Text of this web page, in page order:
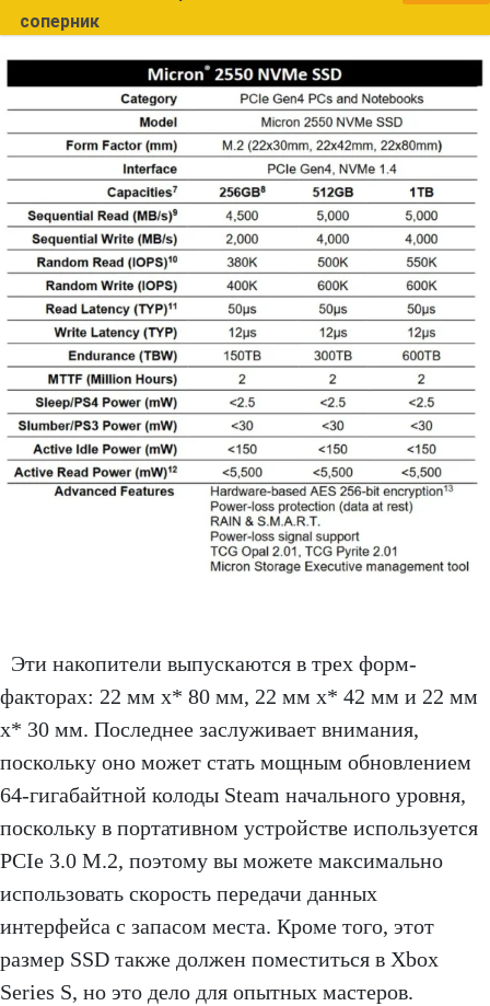
соперник
Эти накопители выпускаются в трех форм-
факторах: 22 мм x* 80 мм, 22 мм x* 42 мм и 22 мм
x* 30 мм. Последнее заслуживает внимания,
поскольку оно может стать мощным обновлением
64-гигабайтной колоды Steam начального уровня,
поскольку в портативном устройстве используется
PCIe 3.0 M.2, поэтому вы можете максимально
использовать скорость передачи данных
интерфейса с запасом места. Кроме того, этот
размер SSD также должен поместиться в Xbox
Series S, но это дело для опытных мастеров.